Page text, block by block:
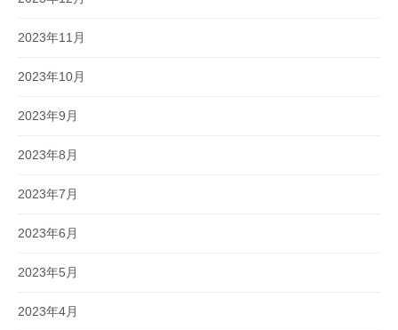
2023年11月
2023年10月
2023年9月
2023年8月
2023年7月
2023年6月
2023年5月
2023年4月